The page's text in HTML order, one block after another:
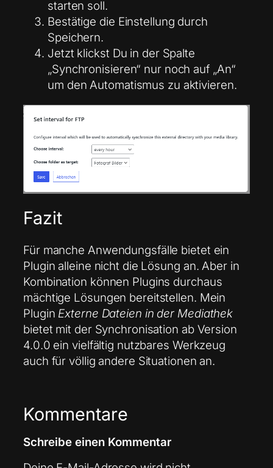
starten soll.
Bestätige die Einstellung durch
Speichern.
Jetzt klickst Du in der Spalte
„Synchronisieren“ nur noch auf „An“
um den Automatismus zu aktivieren.
Fazit
Für manche Anwendungsfälle bietet ein
Plugin alleine nicht die Lösung an. Aber in
Kombination können Plugins durchaus
mächtige Lösungen bereitstellen. Mein
Plugin Externe Dateien in der Mediathek
bietet mit der Synchronisation ab Version
4.0.0 ein vielfältig nutzbares Werkzeug
auch für völlig andere Situationen an.
Kommentare
Schreibe einen Kommentar